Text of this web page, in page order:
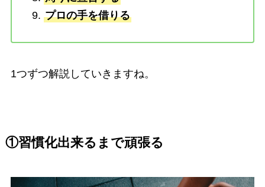
プロの手を借りる
1つずつ解説していきますね。
①習慣化出来るまで頑張る